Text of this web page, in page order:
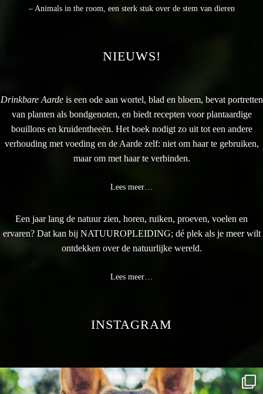
– Animals in the room, een sterk stuk over de stem van dieren
NIEUWS!
Drinkbare Aarde is een ode aan wortel, blad en bloem, bevat portretten
van planten als bondgenoten, en biedt recepten voor plantaardige
bouillons en kruidentheeën. Het boek nodigt zo uit tot een andere
verhouding met voeding en de Aarde zelf: niet om haar te gebruiken,
maar om met haar te verbinden.
Lees meer…
Een jaar lang de natuur zien, horen, ruiken, proeven, voelen en
ervaren? Dat kan bij NATUUROPLEIDING; dé plek als je meer wilt
ontdekken over de natuurlijke wereld.
Lees meer…
INSTAGRAM